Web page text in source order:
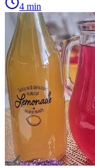
4 min